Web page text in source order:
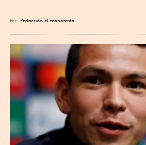
Por Redacción El Economista